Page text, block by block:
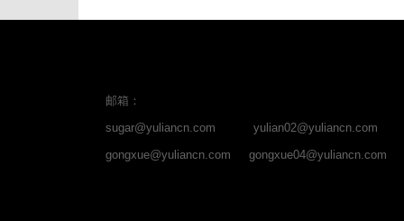
邮箱：
sugar@yuliancn.com
yulian02@yuliancn.com
gongxue@yuliancn.com
gongxue04@yuliancn.com